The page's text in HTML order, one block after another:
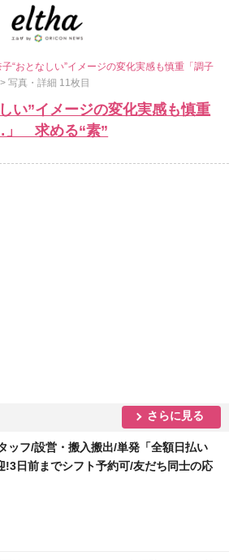
“おとなしい”イメージの変化実感も慎重「調子
> 写真・詳細 11枚目
い”イメージの変化実感も慎重
」 求める“素”
さらに見る
ッフ/設営・搬入搬出/単発「全額日払い
!3日前までシフト予約可/友だち同士の応